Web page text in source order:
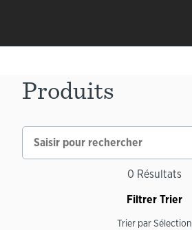
Produits
0 Résultats
Filtrer Trier
Trier parSélection